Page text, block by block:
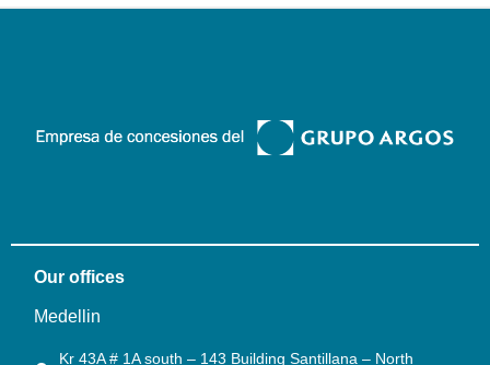
Our offices
Medellin
Kr 43A # 1A south – 143 Building Santillana – North